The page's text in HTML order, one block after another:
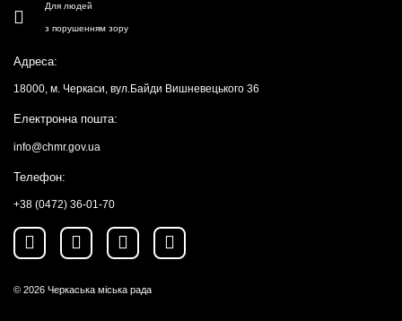
Для людей
з порушенням зору
Адреса:
18000, м. Черкаси, вул.Байди Вишневецького 36
Електронна пошта:
info@chmr.gov.ua
Телефон:
+38 (0472) 36-01-70
© 2026 Черкаська міська рада